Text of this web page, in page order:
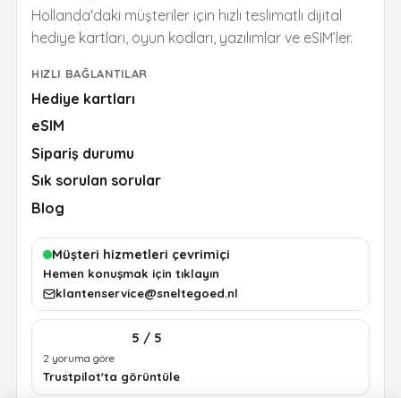
Hollanda'daki müşteriler için hızlı teslimatlı dijital
hediye kartları, oyun kodları, yazılımlar ve eSIM’ler.
HIZLI BAĞLANTILAR
Hediye kartları
eSIM
Sipariş durumu
Sık sorulan sorular
Blog
Müşteri hizmetleri çevrimiçi
Hemen konuşmak için tıklayın
klantenservice@sneltegoed.nl
5 / 5
2 yoruma göre
Trustpilot'ta görüntüle